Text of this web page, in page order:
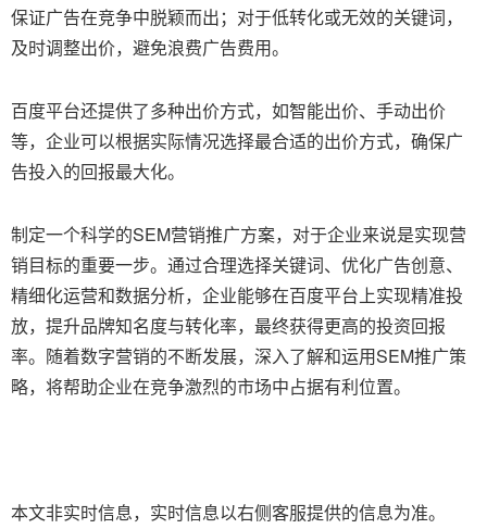
保证广告在竞争中脱颖而出；对于低转化或无效的关键词，
及时调整出价，避免浪费广告费用。
百度平台还提供了多种出价方式，如智能出价、手动出价
等，企业可以根据实际情况选择最合适的出价方式，确保广
告投入的回报最大化。
制定一个科学的SEM营销推广方案，对于企业来说是实现营
销目标的重要一步。通过合理选择关键词、优化广告创意、
精细化运营和数据分析，企业能够在百度平台上实现精准投
放，提升品牌知名度与转化率，最终获得更高的投资回报
率。随着数字营销的不断发展，深入了解和运用SEM推广策
略，将帮助企业在竞争激烈的市场中占据有利位置。
本文非实时信息，实时信息以右侧客服提供的信息为准。